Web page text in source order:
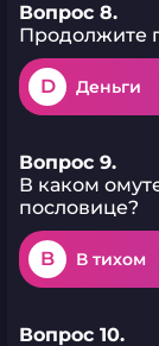
Вопрос 8.
Продолжите
D Деньги
Вопрос 9.
В каком
пословице?
B В тихом
Вопрос 10.